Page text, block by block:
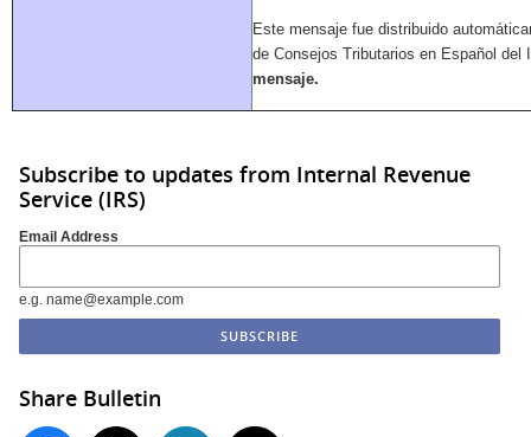
Este mensaje fue distribuido
de Consejos Tributarios en Español del
mensaje.
Subscribe to updates from Internal Revenue
Service (IRS)
Email Address
e.g. name@example.com
Share Bulletin